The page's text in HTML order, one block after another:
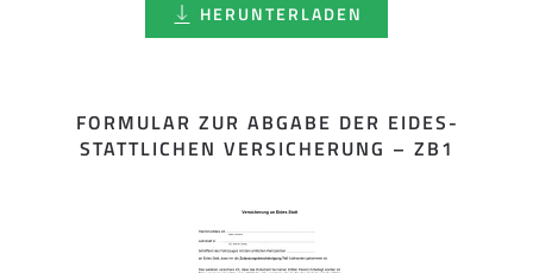
HERUNTERLADEN
FORMULAR ZUR ABGABE DER EIDES­
STATTLICHEN VERSICHERUNG – ZB1